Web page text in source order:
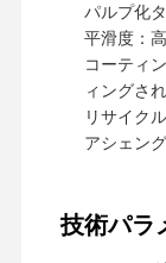
灰色のボール
複式アパート
オフセット
パルプ化
平滑度：
コーティ
ィングさ
リサイク
アシェン
技術パラ